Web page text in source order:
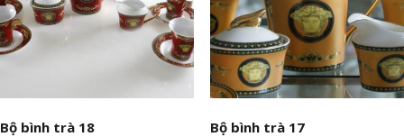
Bộ bình trà 18 Bộ bình trà 17